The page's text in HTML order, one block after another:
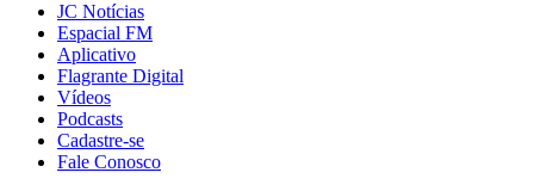
JC Notícias
Espacial FM
Aplicativo
Flagrante Digital
Vídeos
Podcasts
Cadastre-se
Fale Conosco